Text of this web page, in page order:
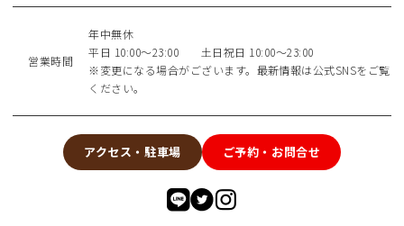
営業時間
年中無休
平日 10:00〜23:00 土日祝日 10:00〜23:00
※変更になる場合がございます。最新情報は公式SNSをご覧
ください。
アクセス・駐車場 ご予約・お問合せ